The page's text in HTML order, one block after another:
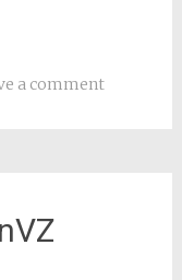
a comment